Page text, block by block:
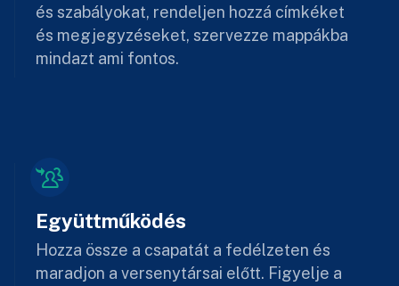
és szabályokat, rendeljen hozzá címkéket
és megjegyzéseket, szervezze mappákba
mindazt ami fontos.
Együttműködés
Hozza össze a csapatát a fedélzeten és
maradjon a versenytársai előtt. Figyelje a